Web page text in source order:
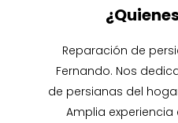
Reparación de
Fernando. Nos
de persianas del
Amplia